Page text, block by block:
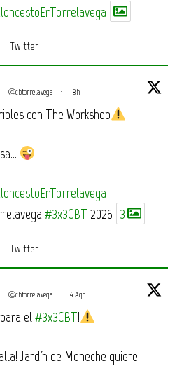
Twitter
@cbtorrelavega · 18h
con The Workshop
#3x3CBT 2026 3
Twitter
@cbtorrelavega · 4 Ago
el#3x3CBT!
Jardín de Moneche quiere